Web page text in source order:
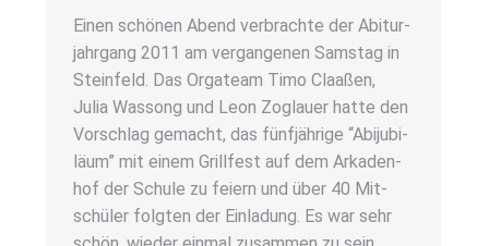
Einen schö­nen Abend ver­brach­te der Abitur­
jahr­gang 2011 am ver­gan­ge­nen Sams­tag in
Stein­feld. Das Orga­team Timo Claa­ßen,
Julia Was­song und Leon Zog­lau­er hat­te den
Vor­schlag gemacht, das fünf­jäh­ri­ge “Abiju­bi­
lä­um” mit einem Grill­fest auf dem Arka­den­
hof der Schu­le zu fei­ern und über 40 Mit­
schü­ler folg­ten der Ein­la­dung. Es war sehr